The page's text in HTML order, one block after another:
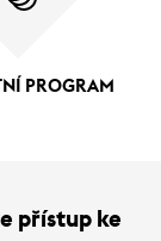
PROGRAM
přístup ke